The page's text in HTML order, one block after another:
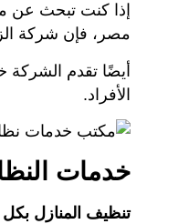
إذا كنت تبحث عن
مصر، فإن شركة
أيضًا تقدم الشركة
الأفراد.
خدمات
تنظيف المنازل بكل